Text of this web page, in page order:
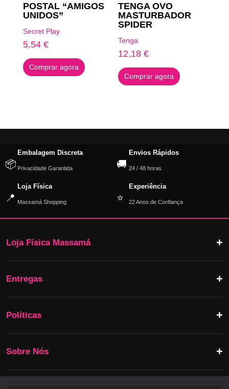
POSTAL “AMIGOS
UNIDOS”
Secret Play
5,54 €
Comprar agora
TENGA OVO
MASTURBADOR
SPIDER
Tenga
12,18€
Comprar agora
📦
Embalagem Discreta
Privacidade Garantida 🚚
Envios Rápidos
24 / 48 horas
📍
Loja Física
Massamá Shopping ⭐
Experiência
22 Anos de Confiança
Loja Física Massamá
Entregas
Políticas
Sobre Nós